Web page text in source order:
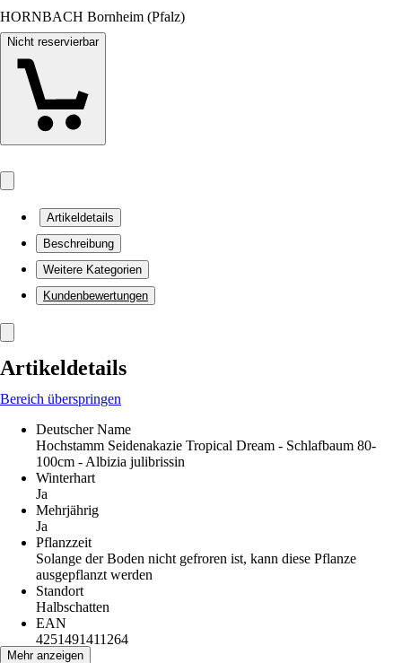
HORNBACH Bornheim (Pfalz)
Nicht reservierbar
Artikeldetails
Beschreibung
Weitere Kategorien
Kundenbewertungen
Artikeldetails
Bereich überspringen
Deutscher Name
Hochstamm Seidenakazie Tropical Dream - Schlafbaum 80-
100cm - Albizia julibrissin
Winterhart
Ja
Mehrjährig
Ja
Pflanzzeit
Solange der Boden nicht gefroren ist, kann diese Pflanze
ausgepflanzt werden
Standort
Halbschatten
EAN
4251491411264
Mehr anzeigen